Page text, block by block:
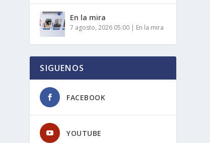
En la mira
7 agosto, 2026 05:00 | En la mira
SIGUENOS
FACEBOOK
YOUTUBE